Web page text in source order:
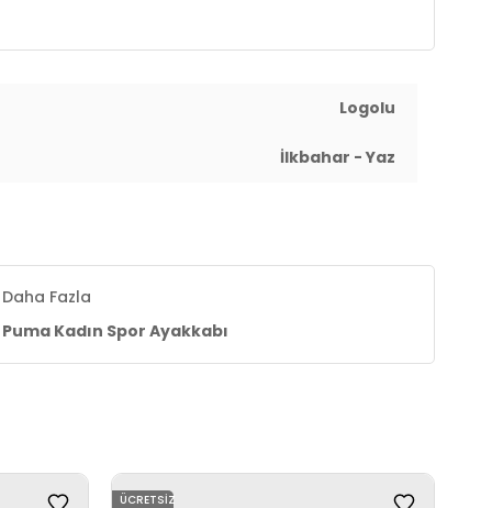
Logolu
İlkbahar - Yaz
Daha Fazla
Puma Kadın Spor Ayakkabı
ÜCRETSIZ